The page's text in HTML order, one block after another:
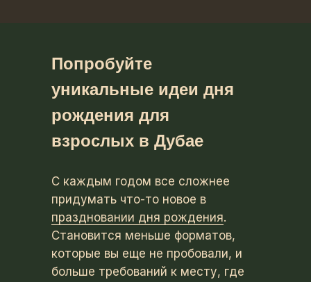
Попробуйте
уникальные идеи дня
рождения для
взрослых в Дубае
С каждым годом все сложнее
придумать что-то новое в
праздновании дня рождения.
Становится меньше форматов,
которые вы еще не пробовали, и
больше требований к месту, где